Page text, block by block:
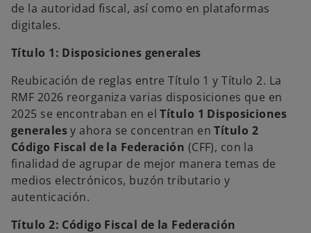
de la autoridad fiscal, así como en plataformas
digitales.
Título 1: Disposiciones generales
Reubicación de reglas entre Título 1 y Título 2. La
RMF 2026 reorganiza varias disposiciones que en
2025 se encontraban en elTítulo 1 Disposiciones
generalesy ahora se concentran enTítulo 2
Código Fiscal de la Federación (CFF), con la
finalidad de agrupar de mejor manera temas de
medios electrónicos, buzón tributario y
autenticación.
Título 2: Código Fiscal de la Federación